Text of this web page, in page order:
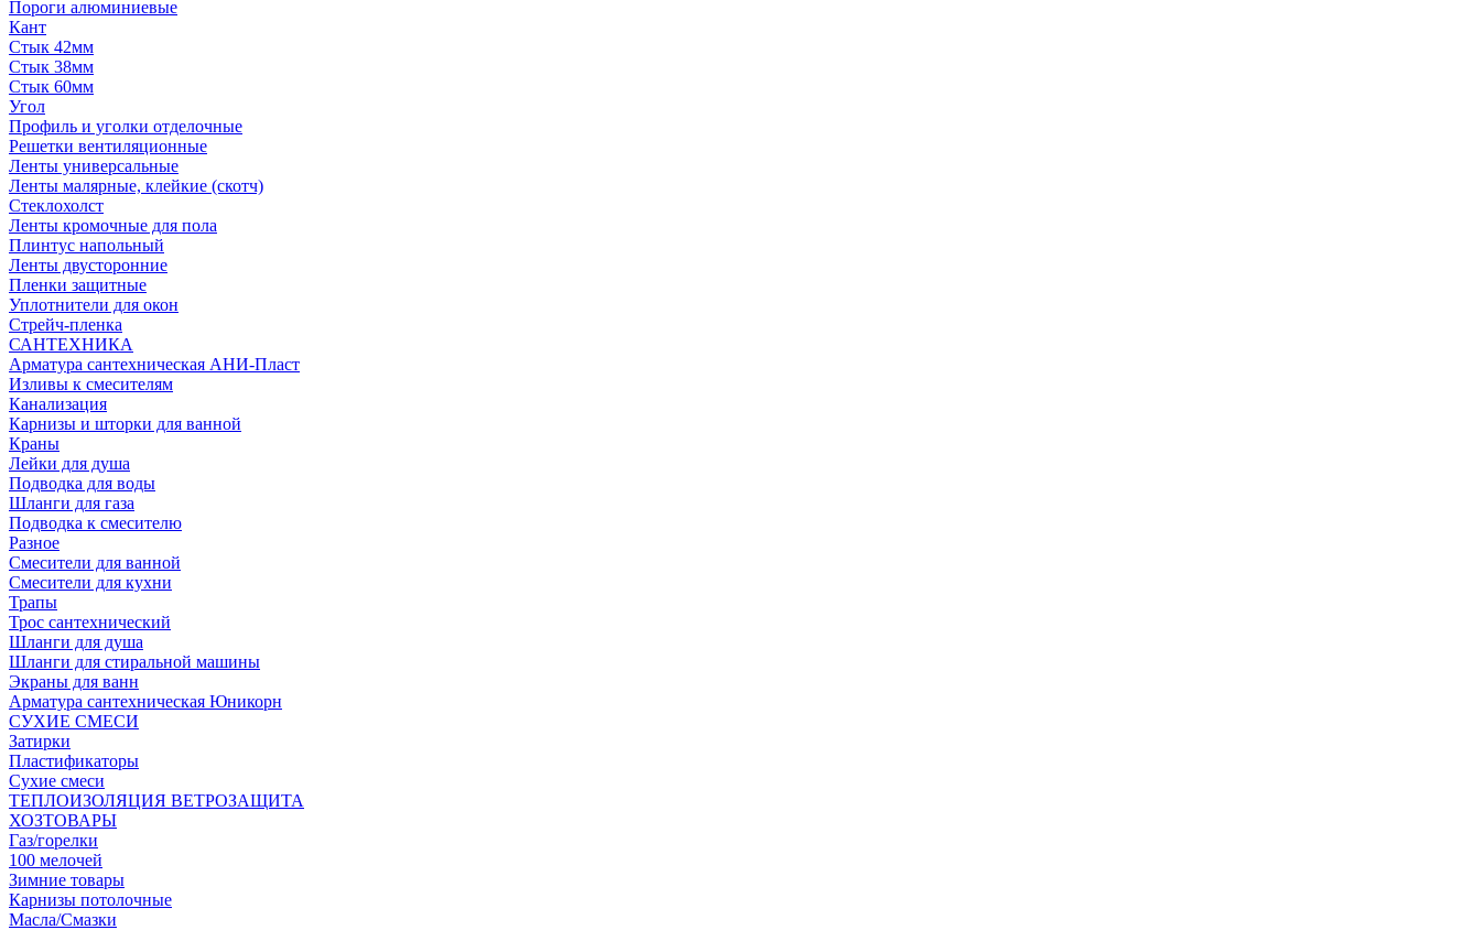
Пороги алюминиевые
Кант
Стык 42мм
Стык 38мм
Стык 60мм
Угол
Профиль и уголки отделочные
Решетки вентиляционные
Ленты универсальные
Ленты малярные, клейкие (скотч)
Стеклохолст
Ленты кромочные для пола
Плинтус напольный
Ленты двусторонние
Пленки защитные
Уплотнители для окон
Стрейч-пленка
САНТЕХНИКА
Арматура сантехническая АНИ-Пласт
Изливы к смесителям
Канализация
Карнизы и шторки для ванной
Краны
Лейки для душа
Подводка для воды
Шланги для газа
Подводка к смесителю
Разное
Смесители для ванной
Смесители для кухни
Трапы
Трос сантехнический
Шланги для душа
Шланги для стиральной машины
Экраны для ванн
Арматура сантехническая Юникорн
СУХИЕ СМЕСИ
Затирки
Пластификаторы
Сухие смеси
ТЕПЛОИЗОЛЯЦИЯ ВЕТРОЗАЩИТА
ХОЗТОВАРЫ
Газ/горелки
100 мелочей
Зимние товары
Карнизы потолочные
Масла/Смазки